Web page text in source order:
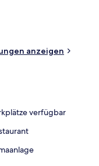
anzeigen
verfügbar